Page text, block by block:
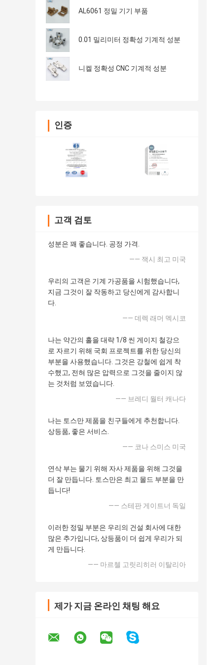
AL6061 정밀 기기 부품
0.01 밀리미터 정확성 기계적 성분
니켈 정확성 CNC 기계적 성분
인증
고객 검토
성분은 꽤 좋습니다. 공정 가격.
—— 잭시 최고 미국
우리의 고객은 기계 가공품을 시험했습니다,
지금 그것이 잘 작동하고 당신에게 감사합니
다.
—— 데렉 래머 멕시코
나는 약간의 홀을 대략 1/8 씬 게이지 철강으
로 자르기 위해 국회 프로젝트를 위한 당신의
부분을 사용했습니다. 그것은 강철에 쉽게 착
수했고, 전혀 많은 압력으로 그것을 줄이지 않
는 것처럼 보였습니다.
—— 브레디 월터 캐나다
나는 토스만 제품을 친구들에게 추천합니다.
상등품, 좋은 서비스.
—— 코나 스미스 미국
연삭 부는 물기 위해 자사 제품을 위해 그것을
더 잘 만듭니다. 토스만은 최고 몰드 부분을 만
듭니다!
—— 스테판 게이트너 독일
이러한 정밀 부분은 우리의 건설 회사에 대한
많은 추가입니다, 상등품이 더 쉽게 우리가 되
게 만듭니다.
—— 마르첼 고릿리히러 이탈리아
제가 지금 온라인 채팅 해요